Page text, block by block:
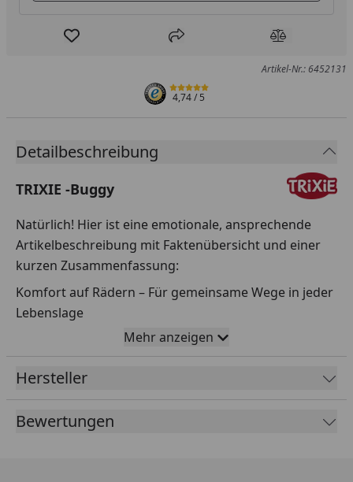
Produkt zur Wunschliste hinzufügen
Teilen Produkt
Artikel-Nr.: 6452131
4,74/ 5
Detailbeschreibung
TRIXIE -Buggy
Natürlich! Hier ist eine emotionale, ansprechende
Artikelbeschreibung mit Faktenübersicht und einer
kurzen Zusammenfassung:
Komfort auf Rädern – Für gemeinsame Wege in jeder
Lebenslage
Ob alter Hund, kranke Katze oder verspielter Welpe –
manchmal brauchen unsere geliebten Vierbeiner ein
bisschen mehr Unterstützung. Genau hier kommt
dieser vielseitige Tier-Buggy ins Spiel! Mit seinem
modernen Design in schwarz/petrol, hochwertiger
Mehr anzeigen
Hersteller
Bewertungen